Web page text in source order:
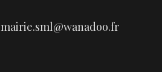
mairie.sml@wanadoo.fr